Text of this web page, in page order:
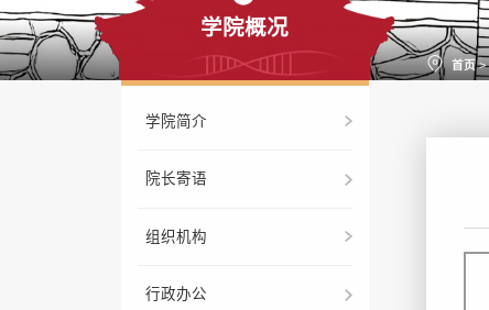
学院概况
学院简介
院长寄语
组织机构
行政办公
首页 >